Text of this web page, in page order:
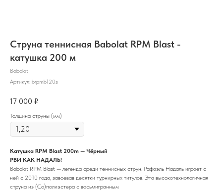
Струна теннисная Babolat RPM Blast -
катушка 200 м
Babolat
Артикул: brpmb120s
17 000 ₽
Толщина струны (мм)
Катушка RPM Blast 200m — Чёрный
РВИ КАК НАДАЛЬ!
Babolat RPM Blast — легенда среди теннисных струн. Рафаэль Надаль играет с
ней с 2010 года, завоевав десятки турнирных титулов. Эта высокотехнологичная
струна из (Со)полиэстера с восьмигранным